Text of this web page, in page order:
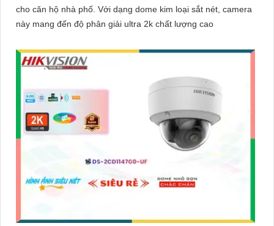
cho căn hộ nhà phố. Với dạng dome kim loại sắt nét, camera
này mang đến độ phân giải ultra 2k chất lượng cao